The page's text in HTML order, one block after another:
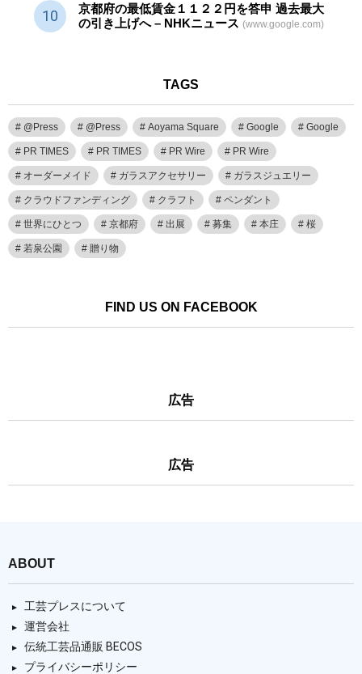
京都府の最低賃金１１２２円を答申 過去最大
の引き上げへ – NHKニュース (www.google.com)
TAGS
@Press @Press Aoyama Square Google Google
PR TIMES PR TIMES PR Wire PR Wire
オーダーメイド ガラスアクセサリー ガラスジュエリー
クラウドファンディング クラフト ペンダント
世界にひとつ 京都府 出展 募集 本庄 桜
若泉公園 贈り物
FIND US ON FACEBOOK
広告
広告
ABOUT
工芸プレスについて
運営会社
伝統工芸品通販 BECOS
プライバシーポリシー